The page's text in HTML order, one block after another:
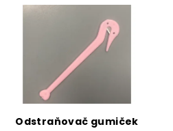
Odstraňovač gumiček